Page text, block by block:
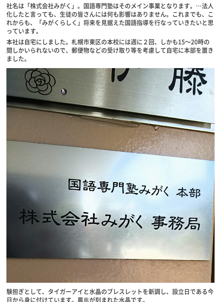
社名は「株式会社みがく」。国語専門塾はそのメイン事業となります。…法人
化したと言っても、生徒の皆さんには何も影響はありません。これまでも、こ
れからも、「みがくらしく」将来を見据えた国語指導を行なっていきたいと思
っています。
本社は自宅にしました。札幌市東区の本校には週に２回、しかも15～20時の
間しかいられないので、郵便物などの受け取り等を考慮して自宅に本部を置き
ました。
験担ぎとして、タイガーアイと水晶のブレスレットを新調し、設立日である今
日から身に付けています。鳳凰が刻まれた水晶です。